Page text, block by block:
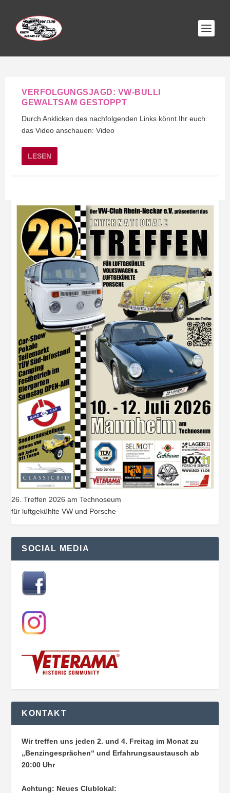
VERFOLGUNGSJAGD: VW-BULLI
GEWALTSAM GESTOPPT
Durch Anklicken des nachfolgenden Links könnt Ihr euch
das Video anschauen: Video
LESEN
26. Treffen 2026 am Technoseum
für luftgekühlte VW und Porsche
SOCIAL MEDIA
KONTAKT
Wir treffen uns jeden 2. und 4. Freitag im Monat zu
„Benzingesprächen“ und Erfahrungsaustausch ab
20:00 Uhr
Achtung: Neues Clublokal: